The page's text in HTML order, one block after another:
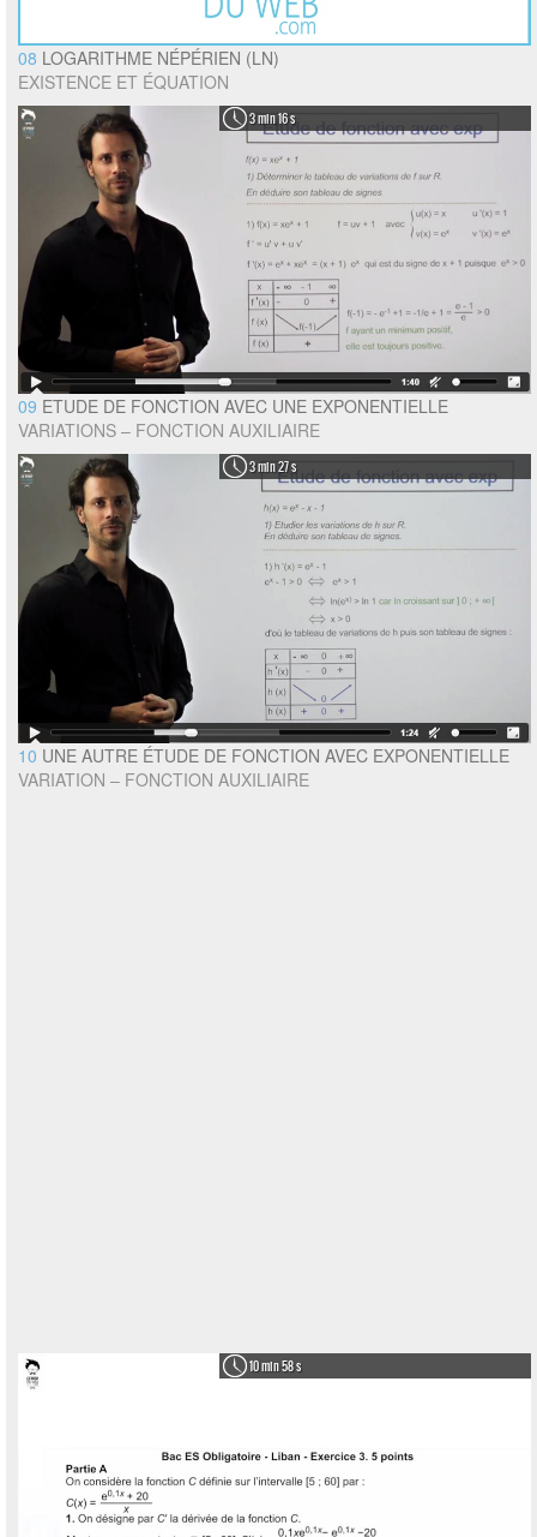
08 LOGARITHME NÉPÉRIEN (LN)
EXISTENCE ET ÉQUATION
3 min 16 s
09 ETUDE DE FONCTION AVEC UNE EXPONENTIELLE
VARIATIONS – FONCTION AUXILIAIRE
3 min 27 s
10 UNE AUTRE ÉTUDE DE FONCTION AVEC EXPONENTIELLE
VARIATION – FONCTION AUXILIAIRE
10 min 58 s